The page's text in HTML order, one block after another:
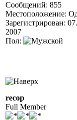
Сообщений: 855
Местоположение:
Зарегистрирован:
2007
Пол:
recop
Full Member